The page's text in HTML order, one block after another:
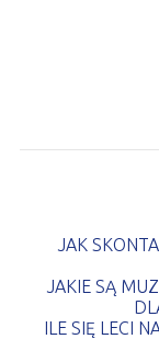
JAK
JAKIE SĄ
ILE SIĘ LECI